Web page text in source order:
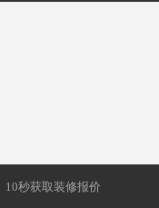
10秒获取装修报价